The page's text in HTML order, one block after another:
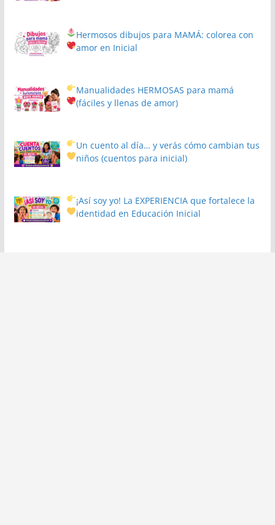
Hermosos dibujos para MAMÁ: colorea con
amor en Inicial
Manualidades HERMOSAS para mamá
(fáciles y llenas de amor)
Un cuento al día… y verás cómo cambian tus
niños(cuentos para inicial)
¡Así soy yo! La EXPERIENCIA que fortalece la
identidad en Educación Inicial